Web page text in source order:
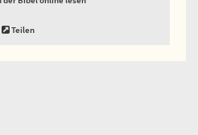
Teilen